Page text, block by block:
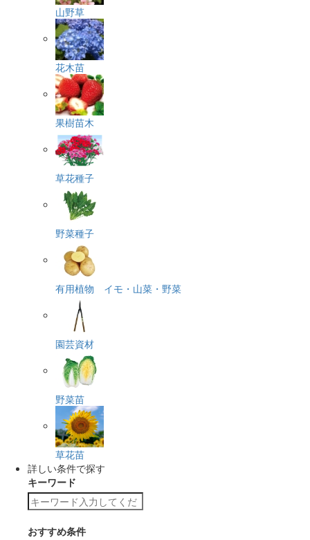
山野草
花木苗
果樹苗木
草花種子
野菜種子
有用植物 イモ・山菜・野菜
園芸資材
野菜苗
草花苗
詳しい条件で探す
キーワード
おすすめ条件